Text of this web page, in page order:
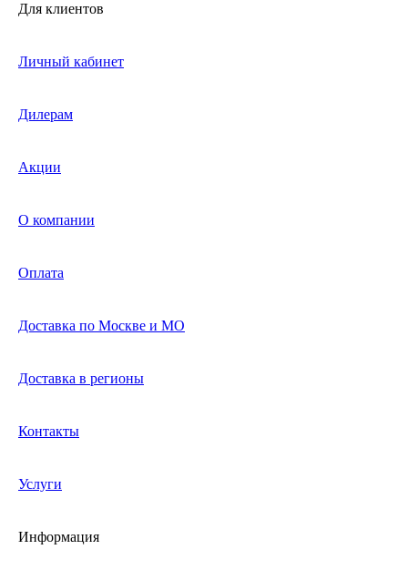
Для клиентов
Личный кабинет
Дилерам
Акции
О компании
Оплата
Доставка по Москве и МО
Доставка в регионы
Контакты
Услуги
Информация